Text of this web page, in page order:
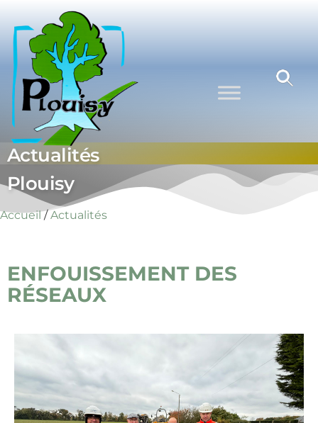
Commune
de Plouisy
Actualités
Plouisy
Accueil/Actualités
ENFOUISSEMENT DES
RÉSEAUX